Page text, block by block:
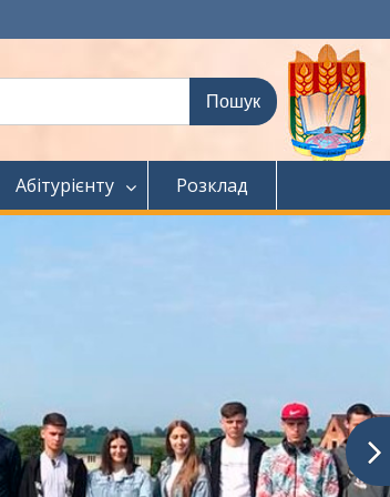
Абітурієнту Розклад